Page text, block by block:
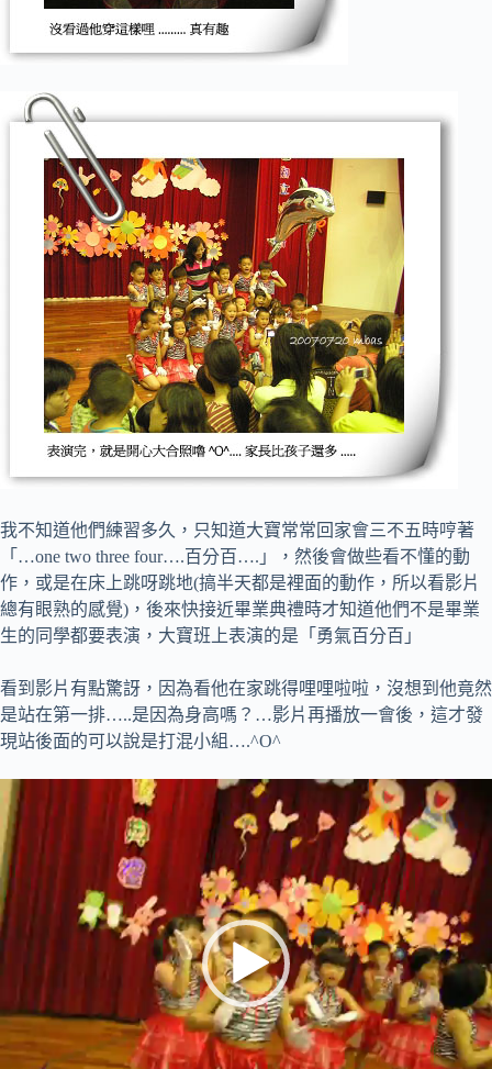
我不知道他們練習多久，只知道大寶常常回家會三不五時哼著
「…one two three four….百分百….」，然後會做些看不懂的動
作，或是在床上跳呀跳地(搞半天都是裡面的動作，所以看影片
總有眼熟的感覺)，後來快接近畢業典禮時才知道他們不是畢業
生的同學都要表演，大寶班上表演的是「勇氣百分百」
看到影片有點驚訝，因為看他在家跳得哩哩啦啦，沒想到他竟然
是站在第一排…..是因為身高嗎？…影片再播放一會後，這才發
現站後面的可以說是打混小組….^O^
視
訊
播
放
器